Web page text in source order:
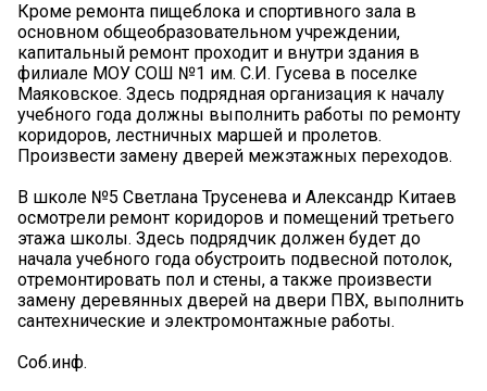
Кроме ремонта пищеблока и спортивного зала в
основном общеобразовательном учреждении,
капитальный ремонт проходит и внутри здания в
филиале МОУ СОШ №1 им. С.И. Гусева в поселке
Маяковское. Здесь подрядная организация к началу
учебного года должны выполнить работы по ремонту
коридоров, лестничных маршей и пролетов.
Произвести замену дверей межэтажных переходов.
В школе №5 Светлана Трусенева и Александр Китаев
осмотрели ремонт коридоров и помещений третьего
этажа школы. Здесь подрядчик должен будет до
начала учебного года обустроить подвесной потолок,
отремонтировать пол и стены, а также произвести
замену деревянных дверей на двери ПВХ, выполнить
сантехнические и электромонтажные работы.
Соб.инф.